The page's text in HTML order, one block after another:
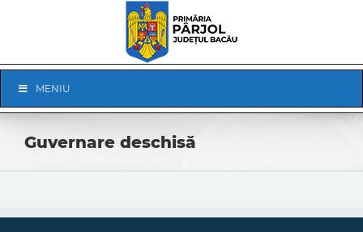
Navigation
MENIU
Guvernare deschisă